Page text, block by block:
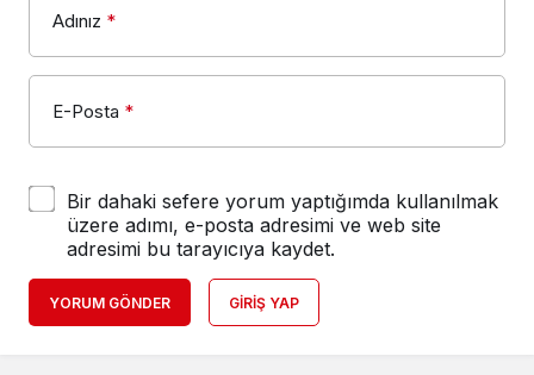
Adınız *
E-Posta *
Bir dahaki sefere yorum yaptığımda kullanılmak
üzere adımı, e-posta adresimi ve web site
adresimi bu tarayıcıya kaydet.
YORUM GÖNDER GIRIŞ YAP